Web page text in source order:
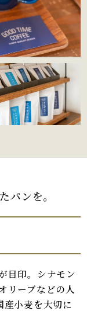
パンを。
目印。シナモン
リーブなどの人
小麦を大切に